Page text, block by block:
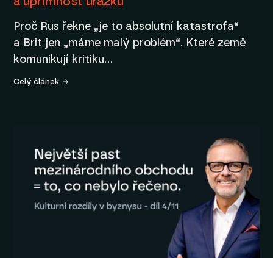
Proč Rus řekne „je to absolutní katastrofa“
a Brit jen „máme malý problém“. Které země
komunikují kritiku…
Celý článek